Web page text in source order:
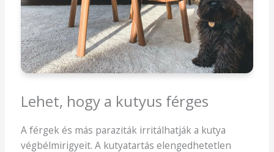
Lehet, hogy a kutyus férges
A férgek és más paraziták irritálhatják a kutya
végbélmirigyeit. A kutyatartás elengedhetetlen